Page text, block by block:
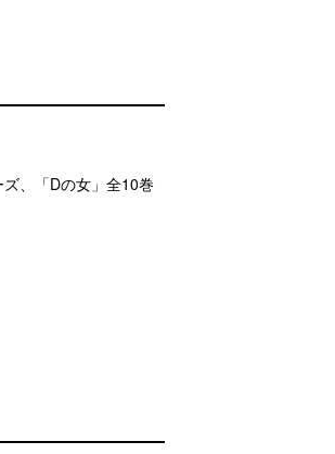
、「Dの女」全10巻